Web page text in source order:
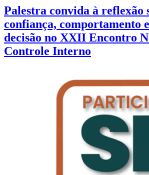
Palestra convida à reflexão
confiança, comportamento
decisão no XXII Encontro
Controle Interno